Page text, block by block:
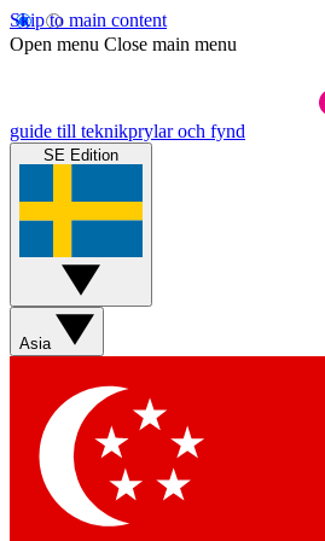
Skip to main content
Open menu Close main menu
guide till teknikprylar och fynd
SE Edition
Asia